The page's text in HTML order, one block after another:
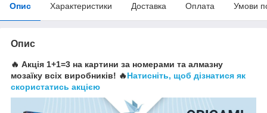
Опис Характеристики Доставка Оплата Умови
Опис
🔥 Акція 1+1=3 на картини за номерами та алмазну
мозаїку всіх виробників! 🔥Натисніть, щоб дізнатися як
скористатись акцією